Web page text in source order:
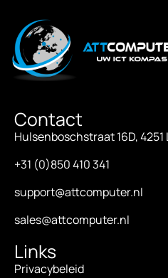
Contact
Hulsenboschstraat 16D, 4251
+31 (0)850 410 341
support@attcomputer.nl
sales@attcomputer.nl
Links
Privacybeleid